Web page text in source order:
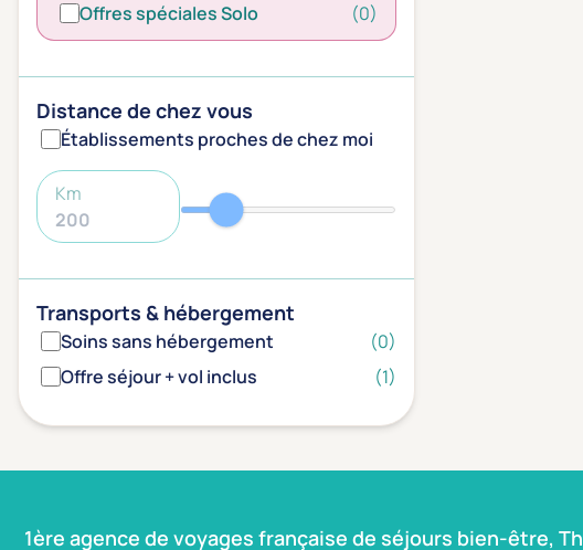
Offres spéciales Solo
(0)
Distance de chez vous
Établissements proches de chez moi
Km
Transports & hébergement
Soins sans hébergement
(0)
Offre séjour + vol inclus
(1)
1ère agence de voyages française de séjours bien-être,